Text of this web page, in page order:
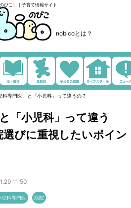
びこ）｜子育て情報サイト
nobicoとは？
科専門医」と「小児科」って違うの？
「小児科」って違う
びに重視したいポイン
11:50
児科専門医 病院